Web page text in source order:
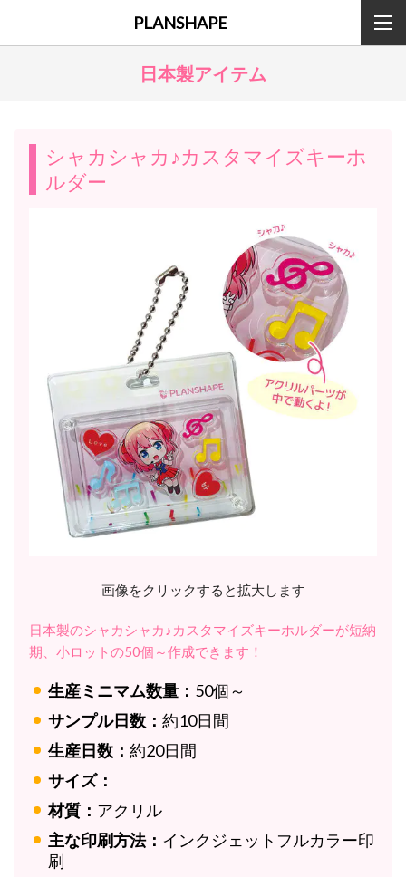
PLANSHAPE
日本製アイテム
シャカシャカ♪カスタマイズキーホ
ルダー
画像をクリックすると拡大します
日本製のシャカシャカ♪カスタマイズキーホルダーが短納
期、小ロットの50個～作成できます！
生産ミニマム数量： 50個～
サンプル日数： 約10日間
生産日数： 約20日間
サイズ：
材質： アクリル
主な印刷方法： インクジェットフルカラー印
刷